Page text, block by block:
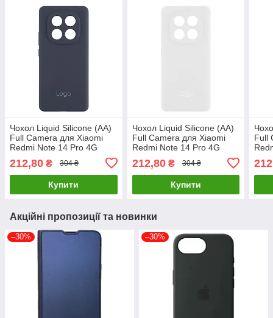
Чохол Liquid Silicone (AA)
Full Camera для Xiaomi
Redmi Note 14 Pro 4G
08.Темно-синій, м'який і
надійний чохол
212,80 ₴ 304 ₴
Купити
Чохол Liquid Silicone (AA)
Full Camera для Xiaomi
Redmi Note 14 Pro 4G
м'який, надійний
212,80₴ 304 ₴
Купити
Full
Акційні пропозиції та новинки
–30% –30%